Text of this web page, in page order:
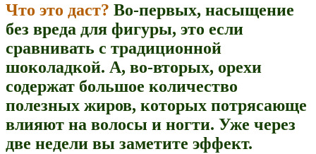
Что это даст? Во-первых, насыщение
без вреда для фигуры, это если
сравнивать с традиционной
шоколадкой. А, во-вторых, орехи
содержат большое количество
полезных жиров, которых потрясающе
влияют на волосы и ногти. Уже через
две недели вы заметите эффект.